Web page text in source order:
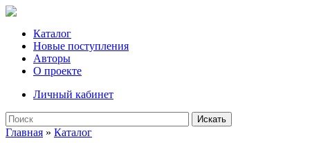
Каталог
Новые поступления
Авторы
О проекте
Личный кабинет
Искать
Главная » Каталог